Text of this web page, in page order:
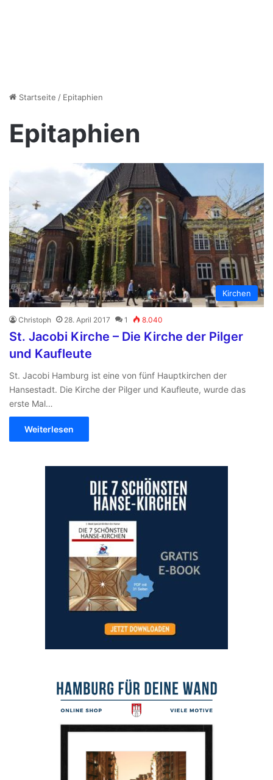
Startseite / Epitaphien
Epitaphien
Kirchen
Christoph 28. April 2017 1 8.040
St. Jacobi Kirche – Die Kirche der Pilger
und Kaufleute
St. Jacobi Hamburg ist eine von fünf Hauptkirchen der
Hansestadt. Die Kirche der Pilger und Kaufleute, wurde das
erste Mal…
Weiterlesen